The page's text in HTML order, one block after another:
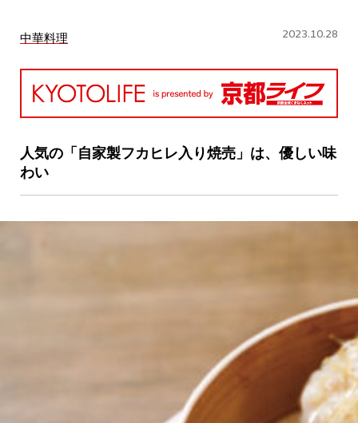
MAIN MENU
SERIES
私と店のはなし
中華料理 2023.10.28
人気の「自家製フカヒレ入り焼売」は、優しい味
わい